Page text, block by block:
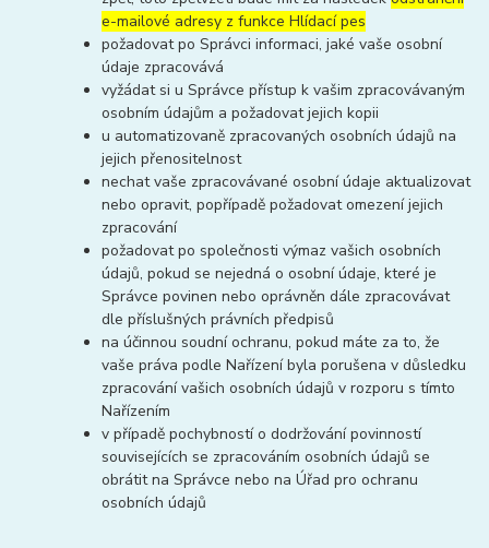
e-mailové adresy z funkce Hlídací pes
požadovat po Správci informaci, jaké vaše osobní
údaje zpracovává
vyžádat si u Správce přístup k vašim zpracovávaným
osobním údajům a požadovat jejich kopii
u automatizovaně zpracovaných osobních údajů na
jejich přenositelnost
nechat vaše zpracovávané osobní údaje aktualizovat
nebo opravit, popřípadě požadovat omezení jejich
zpracování
požadovat po společnosti výmaz vašich osobních
údajů, pokud se nejedná o osobní údaje, které je
Správce povinen nebo oprávněn dále zpracovávat
dle příslušných právních předpisů
na účinnou soudní ochranu, pokud máte za to, že
vaše práva podle Nařízení byla porušena v důsledku
zpracování vašich osobních údajů v rozporu s tímto
Nařízením
v případě pochybností o dodržování povinností
souvisejících se zpracováním osobních údajů se
obrátit na Správce nebo na Úřad pro ochranu
osobních údajů